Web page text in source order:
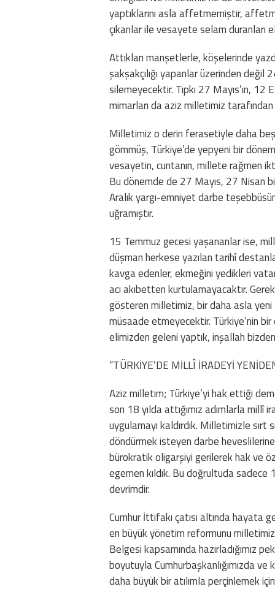
yaptıklarını asla affetmemiştir,
çıkanlar ile vesayete selam duranları
Attıkları manşetlerle, köşelerinde
şakşakçılığı yapanlar üzerinden değil
silemeyecektir. Tıpkı 27 Mayıs’ın, 12
mimarları da aziz milletimiz
Milletimiz o derin ferasetiyle daha
gömmüş, Türkiye’de yepyeni bir
vesayetin, cuntanın, millete rağmen
Bu dönemde de 27 Mayıs, 27 Nisan
Aralık yargı-emniyet darbe
uğramıştır.
15 Temmuz gecesi yaşananlar ise,
düşman herkese yazılan tarihî
kavga edenler, ekmeğini yedikleri
acı akıbetten kurtulamayacaktır.
gösteren milletimiz, bir daha asla yeni
müsaade etmeyecektir. Türkiye’nin
elimizden geleni yaptık, inşallah
“TÜRKİYE’DE MİLLÎ İRADEYİ
Aziz milletim; Türkiye’yi hak ettiği
son 18 yılda attığımız adımlarla
uygulamayı kaldırdık. Milletimizle sırt
döndürmek isteyen darbe
bürokratik oligarşiyi gerilerek hak ve
egemen kıldık. Bu doğrultuda sadece
devrimdir.
Cumhur İttifakı çatısı altında hayata
en büyük yönetim reformunu
Belgesi kapsamında hazırladığımız
boyutuyla Cumhurbaşkanlığımızda ve
daha büyük bir atılımla perçinlemek